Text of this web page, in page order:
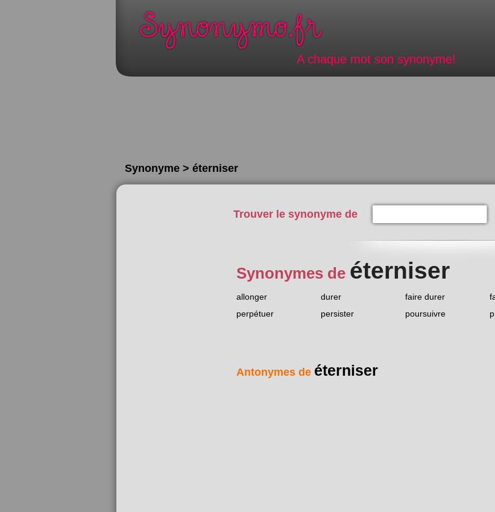
A chaque mot son synonyme!
Synonyme > éterniser
Trouver le synonyme de
Synonymes de éterniser
allonger durer faire durer
perpétuer
persister poursuivre
Antonymes de éterniser